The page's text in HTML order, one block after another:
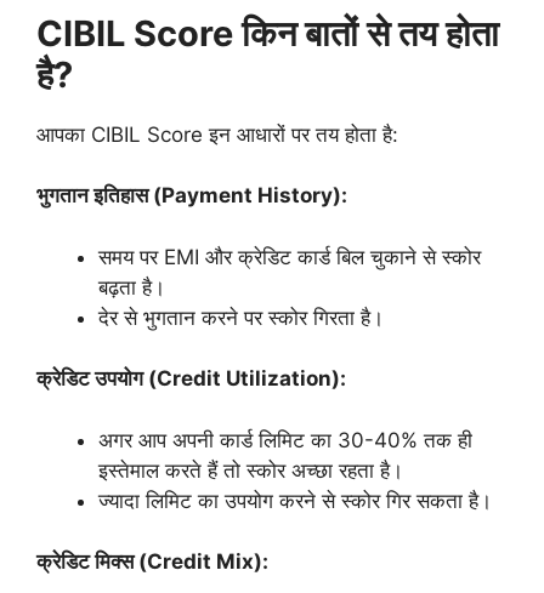
CIBIL Score किन बातों से तय होता
है?
आपका CIBIL Score इन आधारों पर तय होता है:
भुगतान इतिहास (Payment History):
समय पर EMI और क्रेडिट कार्ड बिल चुकाने से स्कोर
बढ़ता है।
देर से भुगतान करने पर स्कोर गिरता है।
क्रेडिट उपयोग (Credit Utilization):
अगर आप अपनी कार्ड लिमिट का 30-40% तक ही
इस्तेमाल करते हैं तो स्कोर अच्छा रहता है।
ज्यादा लिमिट का उपयोग करने से स्कोर गिर सकता है।
क्रेडिट मिक्स (Credit Mix):